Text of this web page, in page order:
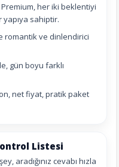
her iki beklentiyi
yapıya sahiptir.
romantik ve dinlendirici
gün boyu farklı
net fiyat, pratik paket
Listesi
aradığınız cevabı hızla